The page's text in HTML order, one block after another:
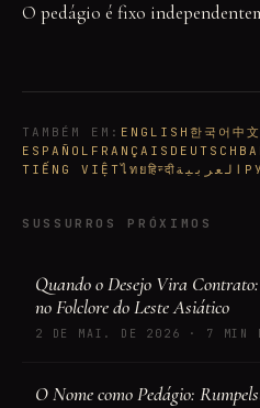
O pedágio é fixo
TAMBÉM EM : ENGLISH 한국어 中
ESPAÑOL FRANÇAIS DEUTSCH
TIẾNG VIỆTไทยहिन्दीالعربية
SUSSURROS PRÓXIMOS
Quando o Desejo Vira
no Folclore do Leste Asiático
2 DE MAI. DE 2026 · 7 MIN
O Nome como Pedágio: